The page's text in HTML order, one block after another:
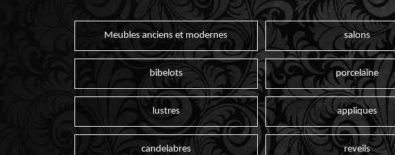
Meubles anciens et modernes salons
bibelots porcelaine
lustres appliques
candelabres reveils